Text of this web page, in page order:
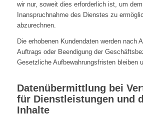
wir nur, soweit dies erforderlich ist, um
Inanspruchnahme des Dienstes zu
abzurechnen.
Die erhobenen Kundendaten werden nach
Auftrags oder Beendigung der
Gesetzliche Aufbewahrungsfristen bleiben
Datenübermittlung bei
für Dienstleistungen und
Inhalte